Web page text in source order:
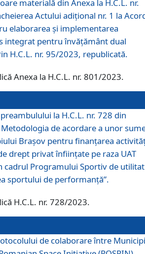
materială din Anexa la H.C.L. nr.
Actului adițional nr. 1 la
elaborarea și implementarea
integrat pentru învățământ dual
H.C.L. nr. 95/2023, republicată.
Anexa la H.C.L. nr. 801/2023.
la H.C.L. nr. 728 din
de acordare a unor
Brașov pentru finanțarea
drept privat înființate pe raza UAT
cadrul Programului Sportiv de
sportului de performanță”.
H.C.L. nr. 728/2023.
de colaborare între